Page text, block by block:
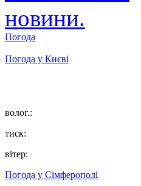
Погода
Погода у Києві
волог.:
тиск:
вітер:
Погода у Сімферополі